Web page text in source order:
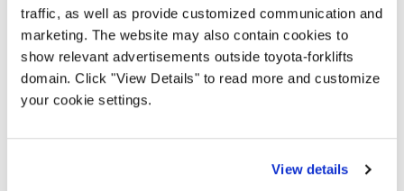
traffic, as well as provide customized communication and
marketing. The website may also contain cookies to
show relevant advertisements outside toyota-forklifts
domain. Click "View Details" to read more and customize
your cookie settings.
View details
Katalnır yan koruyucular
katlanabilir.